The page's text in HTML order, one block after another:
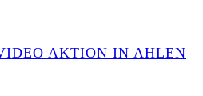
AKTION IN AHLEN